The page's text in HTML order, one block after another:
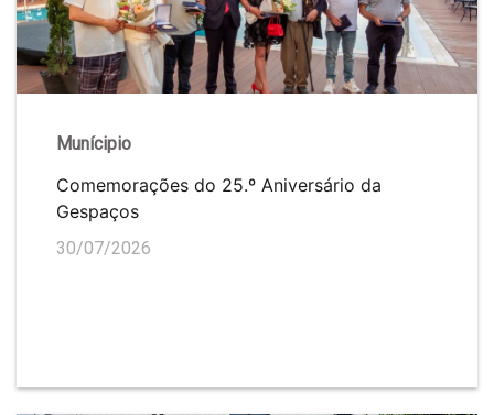
Munícipio
Comemorações do 25.º Aniversário da
Gespaços
30/07/2026